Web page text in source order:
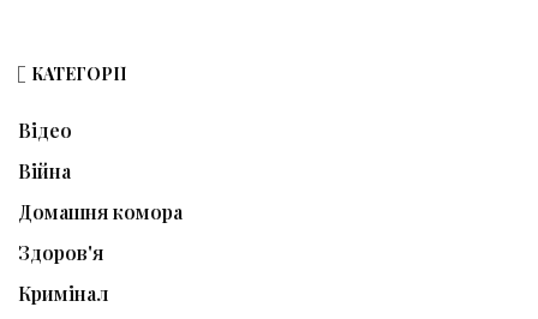
КАТЕГОРІЇ
Відео
Війна
Домашня комора
Здоров'я
Кримінал